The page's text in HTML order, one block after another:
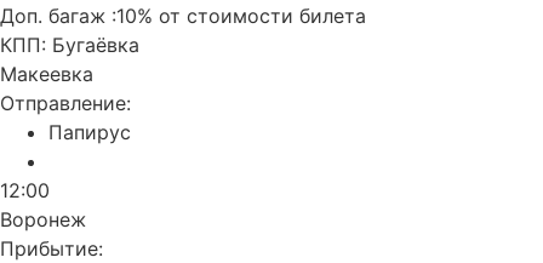
Доп. багаж :10% от стоимости билета
КПП: Бугаёвка
Макеевка
Отправление:
Папирус
12:00
Воронеж
Прибытие: